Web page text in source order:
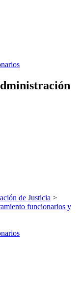
de Justicia >
funcionarios y